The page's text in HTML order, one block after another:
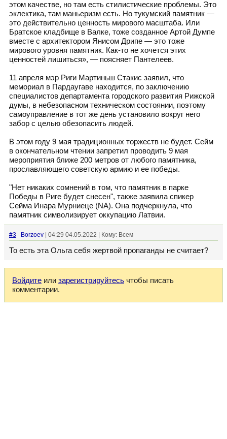
этом качестве, но там есть стилистические проблемы. Это
эклектика, там маньеризм есть. Но тукумский памятник —
это действительно ценность мирового масштаба. Или
Братское кладбище в Валке, тоже созданное Артой Думпе
вместе с архитектором Янисом Дрипе — это тоже
мирового уровня памятник. Как-то не хочется этих
ценностей лишиться», — поясняет Пантелеев.
11 апреля мэр Риги Мартиньш Стакис заявил, что
мемориал в Пардаугаве находится, по заключению
специалистов департамента городского развития Рижской
думы, в небезопасном техническом состоянии, поэтому
самоуправление в тот же день установило вокруг него
забор с целью обезопасить людей.
В этом году 9 мая традиционных торжеств не будет. Сейм
в окончательном чтении запретил проводить 9 мая
мероприятия ближе 200 метров от любого памятника,
прославляющего советскую армию и ее победы.
"Нет никаких сомнений в том, что памятник в парке
Победы в Риге будет снесен", также заявила спикер
Сейма Инара Мурниеце (NA). Она подчеркнула, что
памятник символизирует оккупацию Латвии.
#3 Borzoev | 04:29 04.05.2022 | Кому: Всем
То есть эта Ольга себя жертвой пропаганды не считает?
Войдите или зарегистрируйтесь чтобы писать
комментарии.